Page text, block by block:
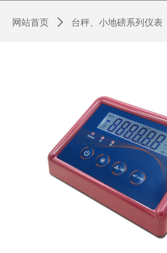
网站首页 ꄲ 台秤、小地磅系列仪表